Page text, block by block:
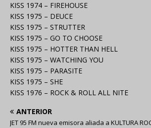
KISS 1974 – FIREHOUSE
KISS 1975 – DEUCE
KISS 1975 – STRUTTER
KISS 1975 – GO TO CHOOSE
KISS 1975 – HOTTER THAN HELL
KISS 1975 – WATCHING YOU
KISS 1975 – PARASITE
KISS 1975 – SHE
KISS 1976 – ROCK & ROLL ALL NITE
ANTERIOR
JET 95 FM nueva emisora aliada a KULTURA